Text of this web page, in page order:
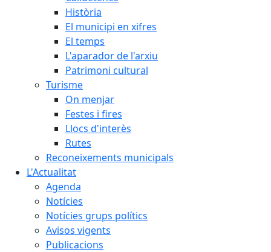
Història
El municipi en xifres
El temps
L'aparador de l'arxiu
Patrimoni cultural
Turisme
On menjar
Festes i fires
Llocs d'interès
Rutes
Reconeixements municipals
L'Actualitat
Agenda
Notícies
Notícies grups polítics
Avisos vigents
Publicacions